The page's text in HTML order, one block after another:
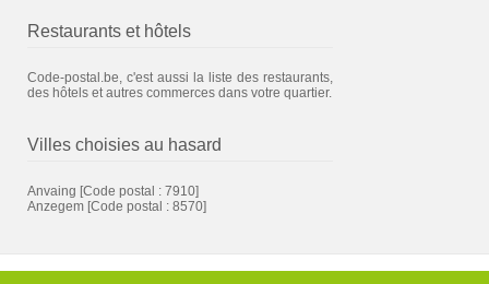
Restaurants et hôtels
Code-postal.be, c'est aussi la liste des restaurants,
des hôtels et autres commerces dans votre quartier.
Villes choisies au hasard
Anvaing [Code postal : 7910]
Anzegem [Code postal : 8570]